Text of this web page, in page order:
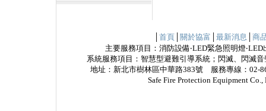
首頁│ 關於協富 最新消息
商
主要服務項目：消防設備‧LED緊急照明燈
系統服務項目：智慧型避難引導系統；閃滅、閃滅
地址：新北市樹林區中華路383號 服務專線：
Safe Fire Protection Equipment